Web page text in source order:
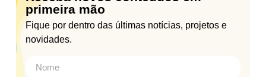
primeira mão
Fique por dentro das últimas notícias, projetos e
novidades.